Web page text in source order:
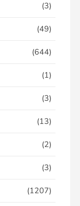
(3)
(49)
(644)
(1)
(3)
(13)
(2)
(3)
(1207)